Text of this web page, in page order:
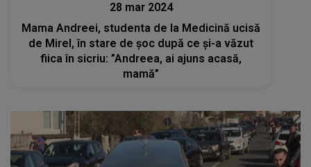
28 mar 2024
Mama Andreei, studenta de la Medicină ucisă
de Mirel, în stare de șoc după ce și-a văzut
fiica în sicriu: ”Andreea, ai ajuns acasă,
mamă”